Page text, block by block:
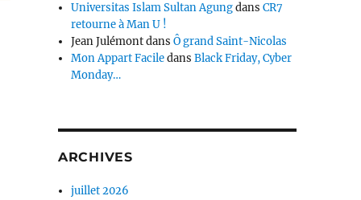
Universitas Islam Sultan AgungdansCR7
retourne à Man U !
Jean JulémontdansÔ grand Saint-Nicolas
Mon Appart FaciledansBlack Friday, Cyber
Monday…
ARCHIVES
juillet 2026